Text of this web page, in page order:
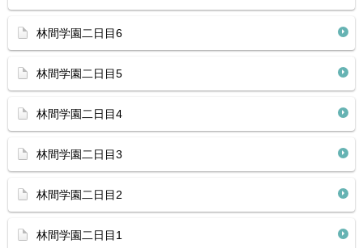
林間学園二日目6
林間学園二日目5
林間学園二日目4
林間学園二日目3
林間学園二日目2
林間学園二日目1